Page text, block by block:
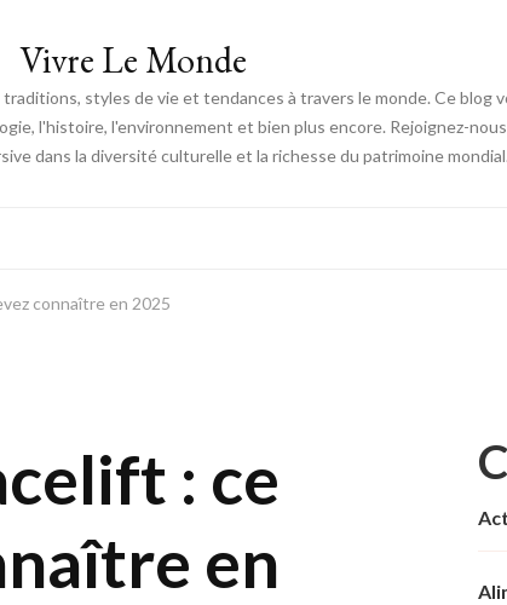
Vivre Le Monde
styles de vie et tendances à travers le monde. Ce blog
l'histoire, l'environnement et bien plus encore. Rejoignez-
dans la diversité culturelle et la richesse du patrimoine mondial.
connaître en 2025
: ce
en